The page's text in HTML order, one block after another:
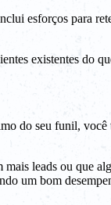
esforços para
existentes do
do seu funil,
leads ou que
um bom